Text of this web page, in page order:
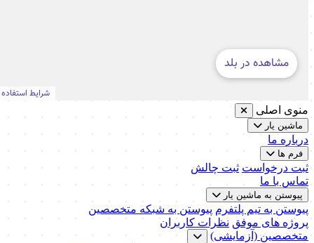
منوی اصلی
ماشین یار
درباره ما
فرم ها
ثبت درخواست ثبت چالش
تماس با ما
پیوستن به ماشین یار
پیوستن به تیم پلتفرم پیوستن به شبکه متخصصین
پروژه های موفق نظرات کاربران
متخصصین (آزمایشی)